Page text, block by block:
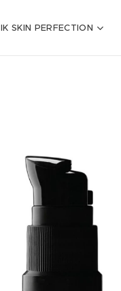
IK SKIN PERFECTION